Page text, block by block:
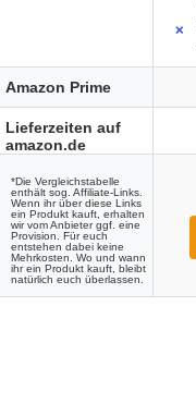
Amazon Prime
Lieferzeiten auf
amazon.de
*Die Vergleichstabelle
enthält sog. Affiliate-Links.
Wenn ihr über diese Links
ein Produkt kauft, erhalten
wir vom Anbieter ggf. eine
Provision. Für euch
entstehen dabei keine
Mehrkosten. Wo und wann
ihr ein Produkt kauft, bleibt
natürlich euch überlassen.